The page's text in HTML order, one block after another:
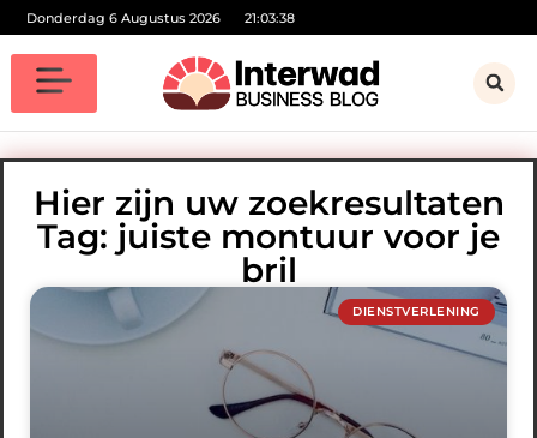
Donderdag 6 Augustus 2026 21:03:39
Hier zijn uw zoekresultaten
Tag: juiste montuur voor je
bril
DIENSTVERLENING